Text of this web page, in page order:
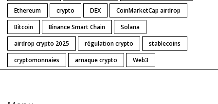
Ethereum
crypto DEX
CoinMarketCap airdrop
Bitcoin
Binance Smart Chain
Solana
airdrop crypto 2025
régulation crypto
stablecoins
cryptomonnaies
arnaque crypto Web3